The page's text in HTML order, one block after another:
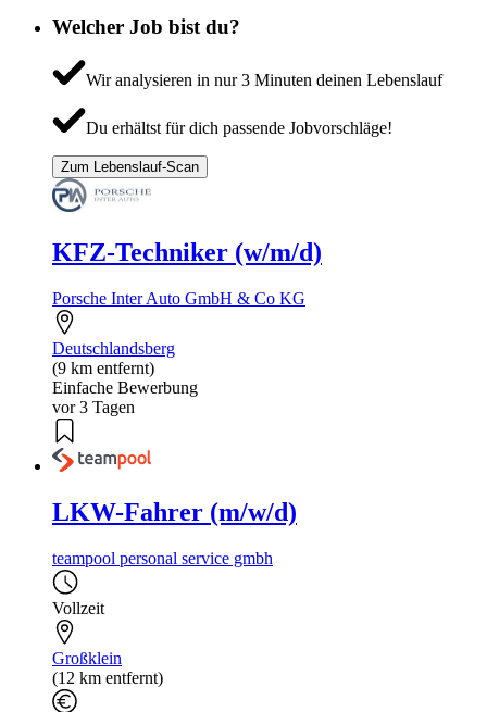
Welcher Job bist du?
Wir analysieren in nur 3 Minuten deinen Lebenslauf
Du erhältst für dich passende Jobvorschläge!
Zum Lebenslauf-Scan
KFZ-Techniker (w/m/d)
Porsche Inter Auto GmbH & Co KG
Deutschlandsberg
(9 km entfernt)
Einfache Bewerbung
vor 3 Tagen
LKW-Fahrer (m/w/d)
teampool personal service gmbh
Vollzeit
Großklein
(12 km entfernt)